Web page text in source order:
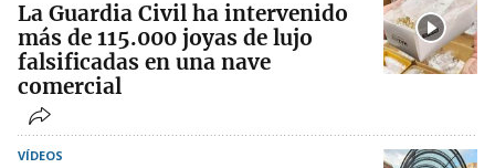
La Guardia Civil ha intervenido
más de 115.000 joyas de lujo
falsificadas en una nave
comercial
VÍDEOS